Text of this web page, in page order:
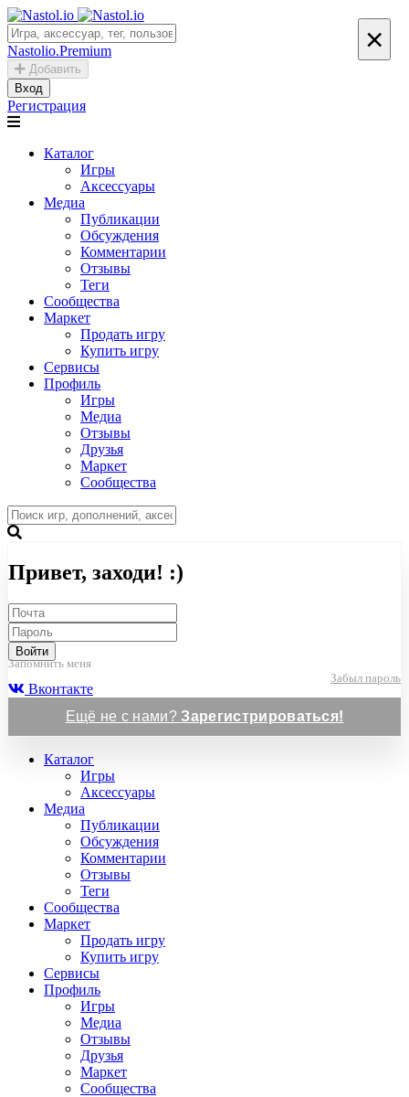
Nastolio.Premium
Добавить
Вход
Регистрация
Каталог
Игры
Аксессуары
Медиа
Публикации
Обсуждения
Комментарии
Отзывы
Теги
Сообщества
Маркет
Продать игру
Купить игру
Сервисы
Профиль
Игры
Медиа
Отзывы
Друзья
Маркет
Сообщества
×
Привет, заходи! :)
Войти
Запомнить меня
Забыл пароль
Вконтакте
Ещё не с нами?Зарегистрироваться!
Каталог
Игры
Аксессуары
Медиа
Публикации
Обсуждения
Комментарии
Отзывы
Теги
Сообщества
Маркет
Продать игру
Купить игру
Сервисы
Профиль
Игры
Медиа
Отзывы
Друзья
Маркет
Сообщества